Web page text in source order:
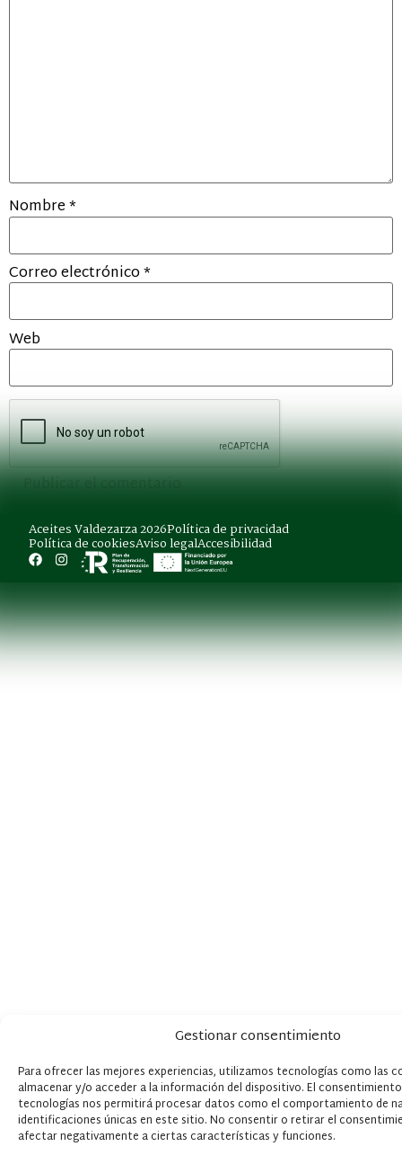
Gestionar consentimiento
Para ofrecer las mejores experiencias, utilizamos tecnologías como las
almacenar y/o acceder a la información del dispositivo. El
tecnologías nos permitirá procesar datos como el comportamiento de
identificaciones únicas en este sitio. No consentir o retirar el
afectar negativamente a ciertas características y funciones.
Nombre*
Correo electrónico*
Web
Aceites Valdezarza 2026Política de privacidad
Política de cookiesAviso legalAccesibilidad